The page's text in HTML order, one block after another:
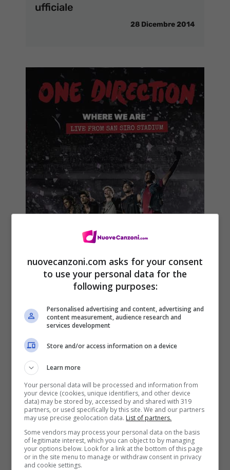
ufficiale
28 Dicembre 2014
dei One Direction a San Siro in
DVD e Blu-Ray: la scaletta
1 Dicembre 2014
nuovecanzoni.com asks for your consent
to use your personal data for the
following purposes:
Personalised advertising and content, advertising and
content measurement, audience research and
services development
Store and/or access information on a device
Learn more
Your personal data will be processed and information from
your device (cookies, unique identifiers, and other device
data) may be stored by, accessed by and shared with 319
partners, or used specifically by this site. We and our partners
may use precise geolocation data. List of partners.
Some vendors may process your personal data on the basis
of legitimate interest, which you can object to by managing
your options below. Look for a link at the bottom of this page
or in the site menu to manage or withdraw consent in privacy
and cookie settings.